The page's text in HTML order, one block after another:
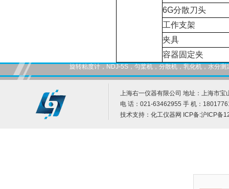
6G分散刀头
工作支架
夹具
容器固定夹
旋转粘度计，NDJ-5S，匀桨机，分散机，乳化机，水分
上海右一仪器有限公司 地址：上海市宝
电 话：021-63462955 手 机：
技术支持： 化工仪器网 ICP备:沪ICP备